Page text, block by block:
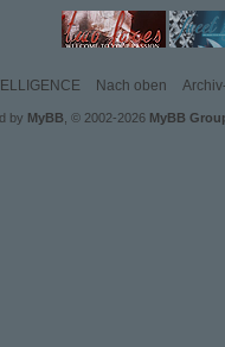
Nach oben
by MyBB, © 2002-2026 MyBB